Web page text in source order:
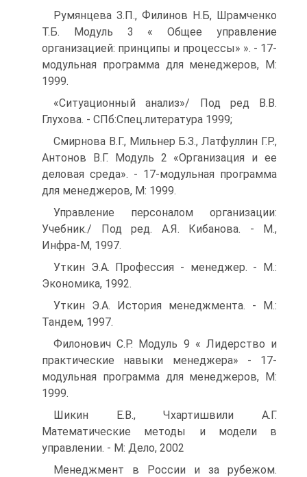
Румянцева З.П., Филинов Н.Б, Шрамченко
Т.Б. Модуль 3 « Общее управление
организацией: принципы и процессы» ». - 17-
модульная программа для менеджеров, М:
1999.
«Ситуационный анализ»/ Под ред В.В.
Глухова. - СПб:Спец.литература 1999;
Смирнова В.Г., Мильнер Б.З., Латфуллин Г.Р.,
Антонов В.Г. Модуль 2 «Организация и ее
деловая среда». - 17-модульная программа
для менеджеров, М: 1999.
Управление персоналом организации:
Учебник./ Под ред. А.Я. Кибанова. - М.,
Инфра-М, 1997.
Уткин Э.А. Профессия - менеджер. - М.:
Экономика, 1992.
Уткин Э.А. История менеджмента. - М.:
Тандем, 1997.
Филонович С.Р. Модуль 9 « Лидерство и
практические навыки менеджера» - 17-
модульная программа для менеджеров, М:
1999.
Шикин Е.В., Чхартишвили А.Г.
Математические методы и модели в
управлении. - М: Дело, 2002
Менеджмент в России и за рубежом.